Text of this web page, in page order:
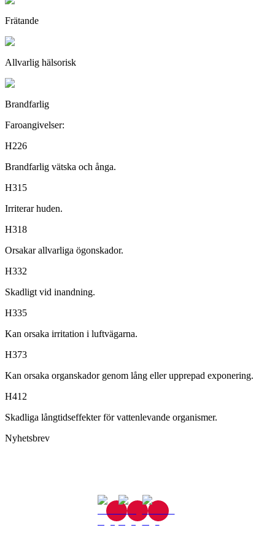
Frätande
Allvarlig hälsorisk
Brandfarlig
Faroangivelser:
H226
Brandfarlig vätska och ånga.
H315
Irriterar huden.
H318
Orsakar allvarliga ögonskador.
H332
Skadligt vid inandning.
H335
Kan orsaka irritation i luftvägarna.
H373
Kan orsaka organskador genom lång eller upprepad exponering.
H412
Skadliga långtidseffekter för vattenlevande organismer.
Nyhetsbrev